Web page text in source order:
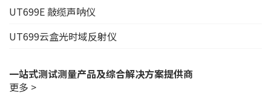
UT699E 敲缆声呐仪
UT699云盒光时域反射仪
一站式测试测量产品及综合解决方案提供商
更多 >